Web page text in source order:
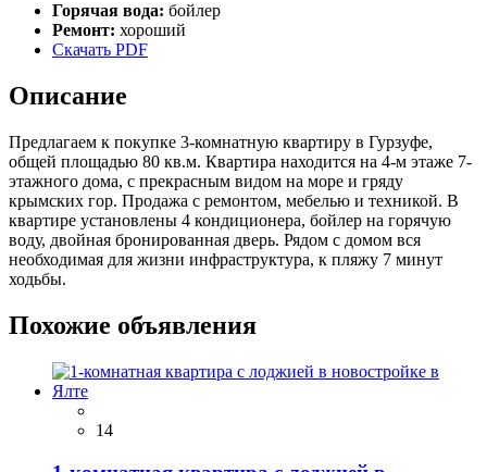
Горячая вода: бойлер
Ремонт: хороший
Скачать PDF
Описание
Предлагаем к покупке 3-комнатную квартиру в Гурзуфе,
общей площадью 80 кв.м. Квартира находится на 4-м этаже 7-
этажного дома, с прекрасным видом на море и гряду
крымских гор. Продажа с ремонтом, мебелью и техникой. В
квартире установлены 4 кондиционера, бойлер на горячую
воду, двойная бронированная дверь. Рядом с домом вся
необходимая для жизни инфраструктура, к пляжу 7 минут
ходьбы.
Похожие объявления
14